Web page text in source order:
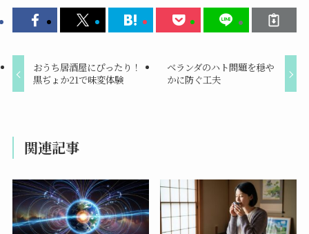
おうち居酒屋にぴったり！
黒ぢょか21で味変体験
ベランダのハト問題を穏や
かに防ぐ工夫
関連記事